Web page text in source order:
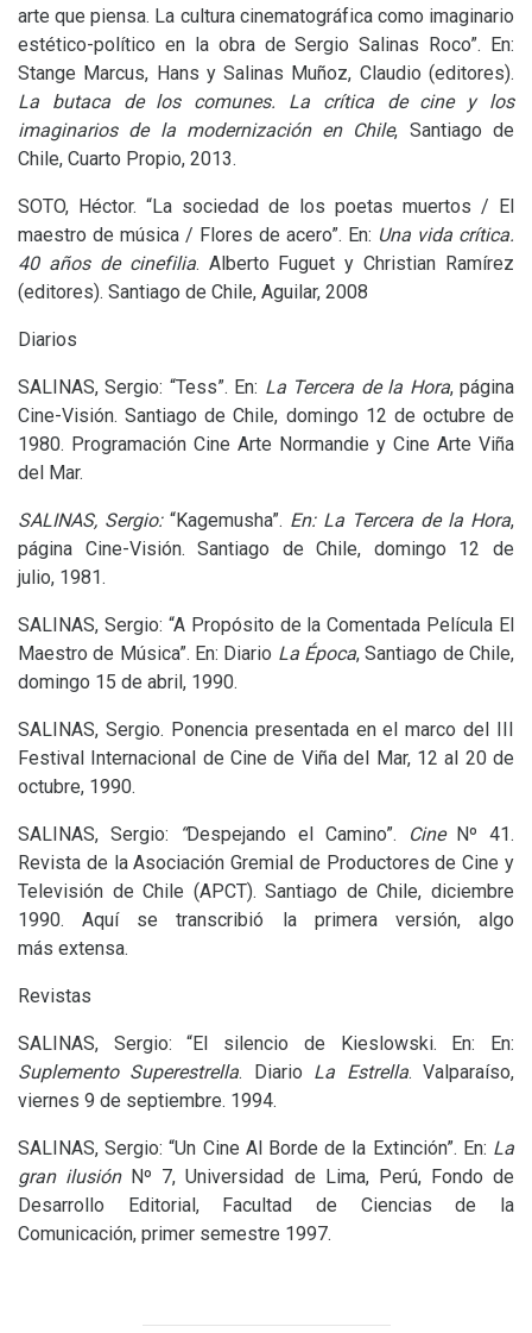
arte que piensa. La cultura cinematográfica como imaginario
estético-político en la obra de Sergio Salinas Roco”. En:
Stange Marcus, Hans y Salinas Muñoz, Claudio (editores).
La butaca de los comunes. La crítica de cine y los
imaginarios de la modernización en Chile, Santiago de
Chile, Cuarto Propio, 2013.
SOTO, Héctor. “La sociedad de los poetas muertos / El
maestro de música / Flores de acero”. En: Una vida crítica.
40 años de cinefilia. Alberto Fuguet y Christian Ramírez
(editores). Santiago de Chile, Aguilar, 2008
Diarios
SALINAS, Sergio: “Tess”. En: La Tercera de la Hora, página
Cine-Visión. Santiago de Chile, domingo 12 de octubre de
1980. Programación Cine Arte Normandie y Cine Arte Viña
del Mar.
SALINAS, Sergio:“Kagemusha”. En: La Tercera de la Hora,
página Cine-Visión. Santiago de Chile, domingo 12 de
julio, 1981.
SALINAS, Sergio: “A Propósito de la Comentada Película El
Maestro de Música”. En: Diario La Época, Santiago de Chile,
domingo 15 de abril, 1990.
SALINAS, Sergio. Ponencia presentada en el marco del III
Festival Internacional de Cine de Viña del Mar, 12 al 20 de
octubre, 1990.
SALINAS, Sergio: “Despejando el Camino”. CineNº 41.
Revista de la Asociación Gremial de Productores de Cine y
Televisión de Chile (APCT). Santiago de Chile, diciembre
1990. Aquí se transcribió la primera versión, algo
más extensa.
Revistas
SALINAS, Sergio: “El silencio de Kieslowski. En: En:
Suplemento Superestrella. Diario La Estrella. Valparaíso,
viernes 9 de septiembre. 1994.
SALINAS, Sergio: “Un Cine Al Borde de la Extinción”. En: La
gran ilusiónNº 7, Universidad de Lima, Perú, Fondo de
Desarrollo Editorial, Facultad de Ciencias de la
Comunicación, primer semestre 1997.